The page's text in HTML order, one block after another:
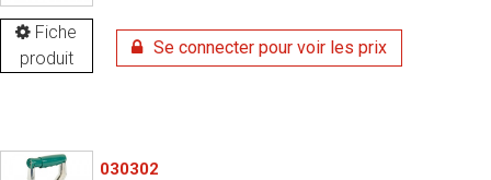
Fiche
produit
Se connecter pour voir les prix
030302